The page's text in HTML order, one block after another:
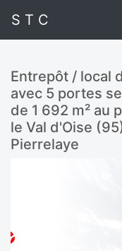
S T C
Entrepôt / local
avec 5 portes
de 1 692 m² au
le Val d'Oise
Pierrelaye